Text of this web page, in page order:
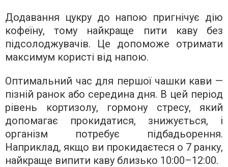
Додавання цукру до напою пригнічує дію
кофеїну, тому найкраще пити каву без
підсолоджувачів. Це допоможе отримати
максимум користі від напою.
Оптимальний час для першої чашки кави —
пізній ранок або середина дня. В цей період
рівень кортизолу, гормону стресу, який
допомагає прокидатися, знижується, і
організм потребує підбадьорення.
Наприклад, якщо ви прокидаєтеся о 7 ранку,
найкраще випити каву близько 10:00–12:00.